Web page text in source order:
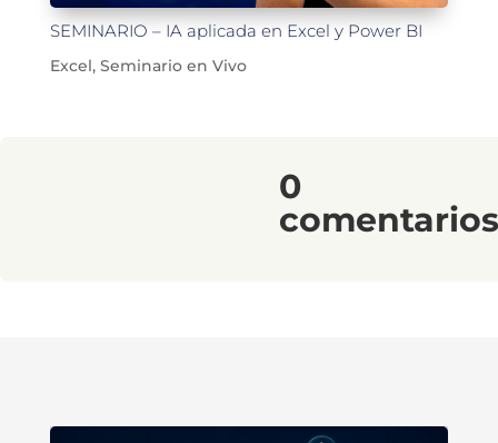
SEMINARIO – IA aplicada en Excel y Power BI
Excel, Seminario en Vivo
0